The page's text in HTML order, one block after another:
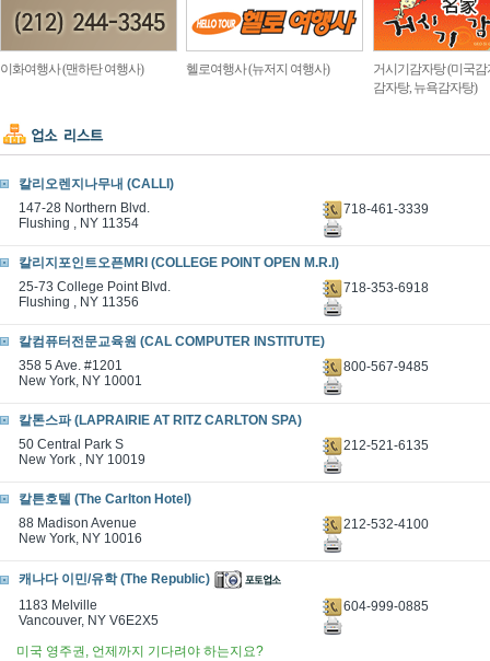
이화여행사 (맨하탄 여행사) 헬로여행사 (뉴저지 여행사)
거시기감자탕 (미국감
감자탕, 뉴욕감자탕)
칼리오렌지나무내 (CALLI)
147-28 Northern Blvd.
Flushing , NY 11354
718-461-3339
칼리지포인트오픈MRI (COLLEGE POINT OPEN M.R.I)
25-73 College Point Blvd.
Flushing , NY 11356
718-353-6918
칼컴퓨터전문교육원 (CAL COMPUTER INSTITUTE)
358 5 Ave. #1201
New York, NY 10001
800-567-9485
칼톤스파 (LAPRAIRIE AT RITZ CARLTON SPA)
50 Central Park S
New York , NY 10019
212-521-6135
칼튼호텔 (The Carlton Hotel)
88 Madison Avenue
New York, NY 10016
212-532-4100
캐나다 이민/유학 (The Republic)
1183 Melville
Vancouver, NY V6E2X5
604-999-0885
미국 영주권, 언제까지 기다려야 하는지요?